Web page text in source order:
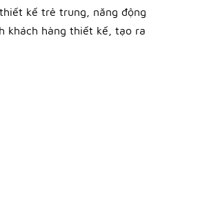
kế trẻ trung, năng động
khách hàng thiết kế, tạo ra